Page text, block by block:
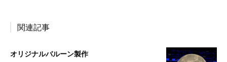
関連記事
オリジナルバルーン製作